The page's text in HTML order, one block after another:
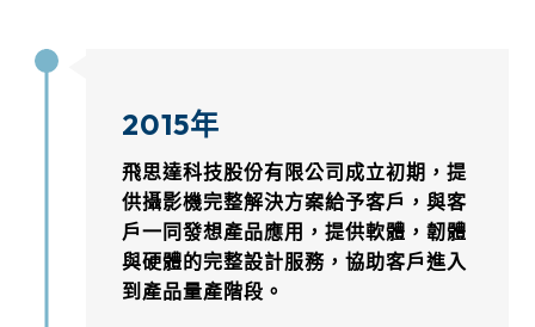
2015年
飛思達科技股份有限公司成立初期，提
供攝影機完整解決方案給予客戶，與客
戶一同發想產品應用，提供軟體，韌體
與硬體的完整設計服務，協助客戶進入
到產品量產階段。